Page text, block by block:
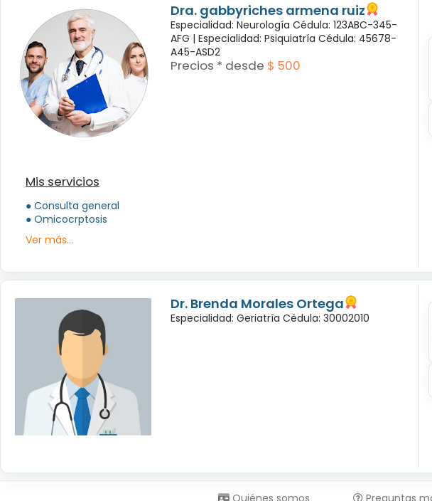
Dra. gabbyriches armena ruiz
Especialidad: Neurología Cédula: 123ABC-345-
AFG | Especialidad: Psiquiatría Cédula: 45678-
A45-ASD2
Precios * desde $ 500
Mis servicios
● Consulta general
● Omicocrptosis
Ver más...
Dr. Brenda Morales Ortega
Especialidad: Geriatría Cédula: 30002010
Quiénes somos Preguntas